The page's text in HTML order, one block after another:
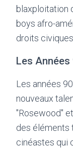
blaxploitation
boys afro-
droits
Les Années
Les années
nouveaux
"Rosewood"
des éléments
cinéastes qui